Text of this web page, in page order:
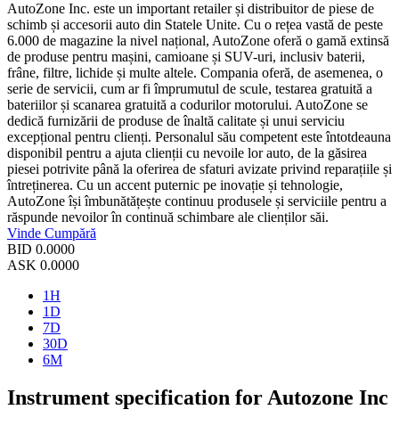
AutoZone Inc. este un important retailer și distribuitor de piese de
schimb și accesorii auto din Statele Unite. Cu o rețea vastă de peste
6.000 de magazine la nivel național, AutoZone oferă o gamă extinsă
de produse pentru mașini, camioane și SUV-uri, inclusiv baterii,
frâne, filtre, lichide și multe altele. Compania oferă, de asemenea, o
serie de servicii, cum ar fi împrumutul de scule, testarea gratuită a
bateriilor și scanarea gratuită a codurilor motorului. AutoZone se
dedică furnizării de produse de înaltă calitate și unui serviciu
excepțional pentru clienți. Personalul său competent este întotdeauna
disponibil pentru a ajuta clienții cu nevoile lor auto, de la găsirea
piesei potrivite până la oferirea de sfaturi avizate privind reparațiile și
întreținerea. Cu un accent puternic pe inovație și tehnologie,
AutoZone își îmbunătățește continuu produsele și serviciile pentru a
răspunde nevoilor în continuă schimbare ale clienților săi.
Vinde Cumpără
BID 0.0000
ASK 0.0000
1H
1D
7D
30D
6M
Instrument specification for Autozone Inc